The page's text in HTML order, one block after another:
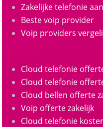
Zakelijke telefonie
Beste voip provider
Voip providers
Cloud telefonie
Cloud telefonie
Cloud bellen offerte
Voip offerte zakelijk
Cloud telefonie